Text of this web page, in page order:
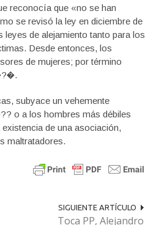
reconocía que «no se han
se revisó la ley en diciembre de
de alejamiento tanto para los
Desde entonces, los
de mujeres; por término
subyace un vehemente
o a los hombres más débiles
de una asociación,
maltratadores.
SIGUIENTE ARTÍCULO
Toca PP, Alejandro